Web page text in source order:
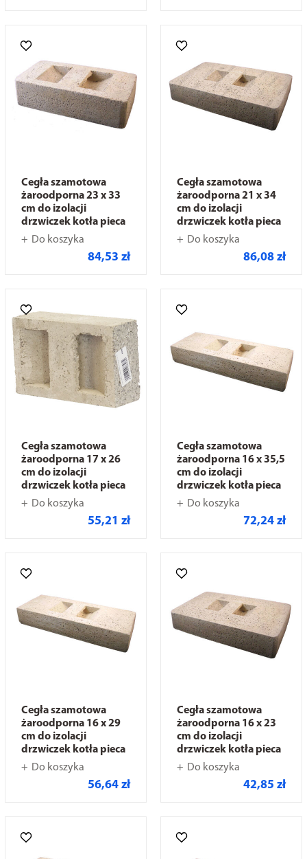
Cegła szamotowa
żaroodporna 23 x 33
cm do izolacji
drzwiczek kotła pieca
Do koszyka
84,53 zł
Cegła szamotowa
żaroodporna 21 x 34
cm do izolacji
drzwiczek kotła pieca
Do koszyka
86,08 zł
Cegła szamotowa
żaroodporna 17 x 26
cm do izolacji
drzwiczek kotła pieca
Do koszyka
55,21 zł
Cegła szamotowa
żaroodporna 16 x 35,5
cm do izolacji
drzwiczek kotła pieca
Do koszyka
72,24 zł
Cegła szamotowa
żaroodporna 16 x 29
cm do izolacji
drzwiczek kotła pieca
Do koszyka
56,64 zł
Cegła szamotowa
żaroodporna 16 x 23
cm do izolacji
drzwiczek kotła pieca
Do koszyka
42,85 zł